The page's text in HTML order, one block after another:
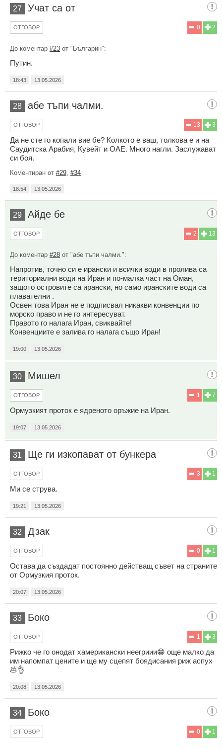
27 Учат са от
2
0
ОТГОВОР
До коментар #23 от "Българин":
Путин.
18:43 13.05.2026
28 абе тъпи чалми.
3
13
ОТГОВОР
Да не сте го копали вие бе? Колкото е ваш, толкова е и на
Саудитска Арабия, Кувейт и ОАЕ. Много нагли. Заслужават
си боя.
Коментиран от #29 #34
18:54 13.05.2026
29 Айде бе
13
2
ОТГОВОР
До коментар #28 от "абе тъпи чалми.":
Напротив, точно си е ирански и всички води в пролива са
териториални води на Иран и по-малка част на Оман,
защото островите са ирански, но само иранските води са
плавателни .
Освен това Иран не е подписвал никакви конвенции по
морско право и не го интересуват.
Правото го налага Иран, свиквайте!
Конвенциите е залива го налага също Иран!
19:00 13.05.2026
30 Мишел
7
1
ОТГОВОР
Ормузкият проток е ядреното оръжие на Иран.
19:07 13.05.2026
31 Ще ги изкопават от бункера
1
3
ОТГОВОР
Ми се струва.
19:21 13.05.2026
32 Дзак
1
0
ОТГОВОР
Остава да създадат постоянно действащ съвет на страните
от Ормузкия проток.
20:07 13.05.2026
33 Боко
3
1
ОТГОВОР
Рижко че го онодат хамерикански неегриии😁 още малко да
им напомпат цените и ще му сцепят боядисания риж аспух
💩👌
20:08 13.05.2026
34 Боко
1
0
ОТГОВОР